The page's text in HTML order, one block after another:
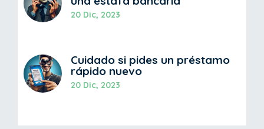
20 Dic, 2023
Cuidado si pides un préstamo
rápido nuevo
20 Dic, 2023